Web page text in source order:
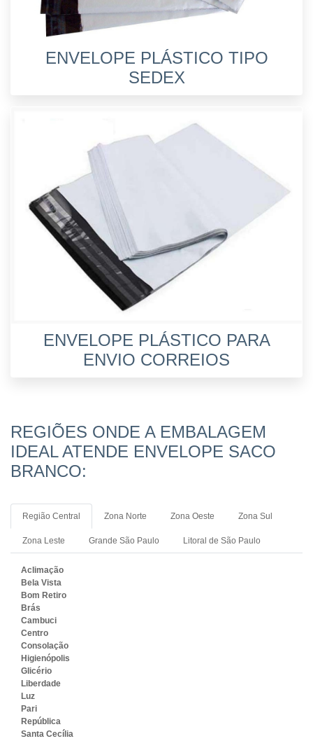
ENVELOPE PLÁSTICO TIPO
SEDEX
ENVELOPE PLÁSTICO PARA
ENVIO CORREIOS
REGIÕES ONDE A EMBALAGEM
IDEAL ATENDE ENVELOPE SACO
BRANCO:
Região Central Zona Norte Zona Oeste Zona Sul
Zona Leste Grande São Paulo Litoral de São Paulo
Aclimação
Bela Vista
Bom Retiro
Brás
Cambuci
Centro
Consolação
Higienópolis
Glicério
Liberdade
Luz
Pari
República
Santa Cecília